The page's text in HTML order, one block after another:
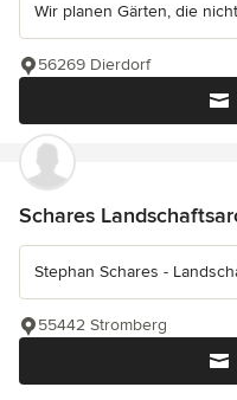
Wir planen Gärten, die
56269 Dierdorf
Schares
Stephan Schares -
55442 Stromberg